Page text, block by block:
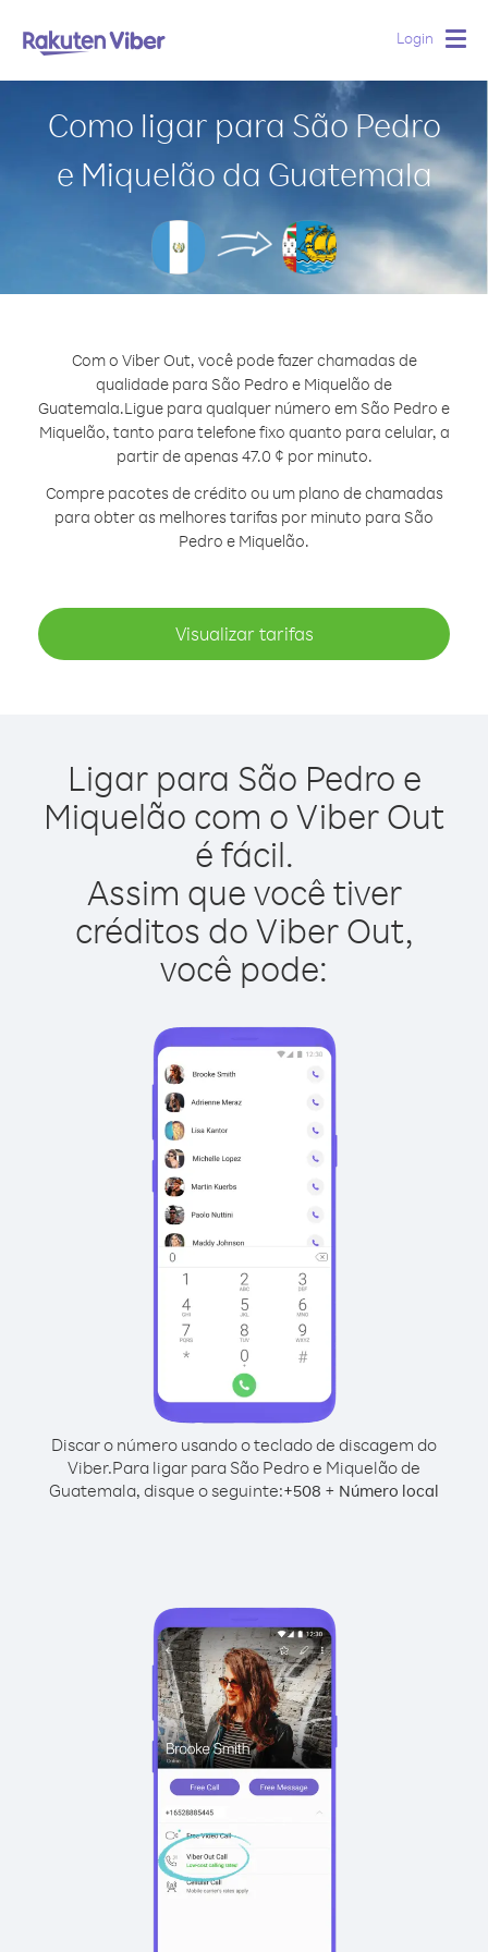
Login
Como ligar para São Pedro
e Miquelão da Guatemala
Com o Viber Out, você pode fazer chamadas de
qualidade para São Pedro e Miquelão de
Guatemala.Ligue para qualquer número em São Pedro e
Miquelão, tanto para telefone fixo quanto para celular, a
partir de apenas 47.0 ¢ por minuto.
Compre pacotes de crédito ou um plano de chamadas
para obter as melhores tarifas por minuto para São
Pedro e Miquelão.
Visualizar tarifas
Ligar para São Pedro e
Miquelão com o Viber Out
é fácil.
Assim que você tiver
créditos do Viber Out,
você pode:
Discar o número usando o teclado de discagem do
Viber.Para ligar para São Pedro e Miquelão de
Guatemala, disque o seguinte:+508 + Número local